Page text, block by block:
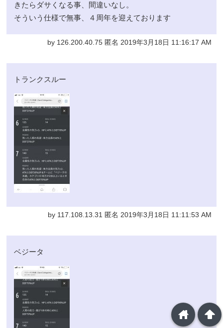
きたらダサくなる事、間違いなし。
そういう仕様で無事、４周年を迎えております
by 126.200.40.75 匿名 2019年3月18日 11:16:17 AM
トランクスルー
by 117.108.13.31 匿名 2019年3月18日 11:11:53 AM
ベジータ
arrowup
home